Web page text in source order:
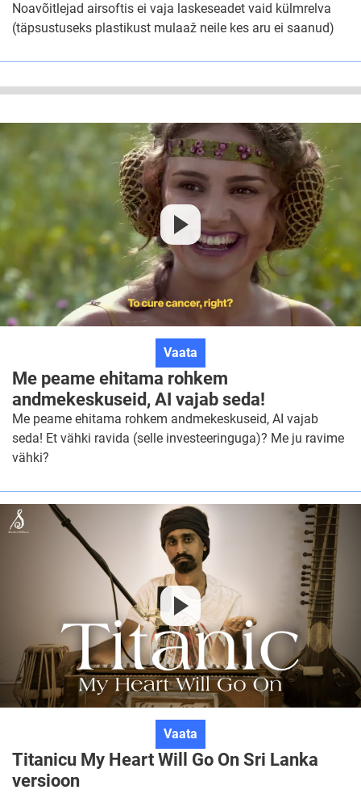
Noavõitlejad airsoftis ei vaja laskeseadet vaid külmrelva
(täpsustuseks plastikust mulaaž neile kes aru ei saanud)
Vaata
peame
ehitama
rohkem
andmekeskuseid,
seda!
Me peame ehitama rohkem
andmekeskuseid, AI vajab seda!
Me peame ehitama rohkem andmekeskuseid, AI vajab
seda! Et vähki ravida (selle investeeringuga)? Me ju ravime
vähki?
Vaata
My
Titanicu My Heart Will Go On Sri Lanka
versioon